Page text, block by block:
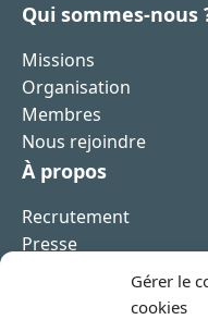
Gérer le
cookies
Qui sommes-nous
Missions
Organisation
Membres
Nous rejoindre
À propos
Recrutement
Presse